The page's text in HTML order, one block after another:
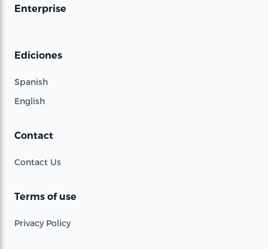
Enterprise
Ediciones
Spanish
English
Contact
Contact Us
Terms of use
Privacy Policy